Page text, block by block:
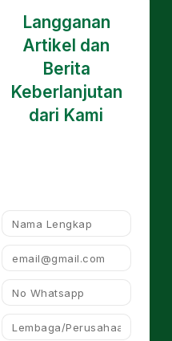
Langganan
Artikel dan
Berita
Keberlanjutan
dari Kami